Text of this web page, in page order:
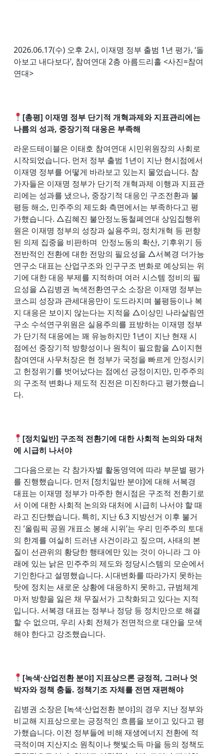
2026.06.17(수) 오후 2시, 이재명 정부 출범 1년 평가, ‘돌
아보고 내다보다’, 참여연대 2층 아름드리홀 <사진=참여
연대>
[총평] 이재명 정부 단기적 개혁과제와 지표관리에는
나름의 성과, 중장기적 대응은 부족해
라운드테이블은 이태호 참여연대 시민위원장의 사회로
시작되었습니다. 먼저 정부 출범 1년이 지난 현시점에서
이재명 정부를 어떻게 바라보고 있는지 물었습니다. 참
가자들은 이재명 정부가 단기적 개혁과제 이행과 지표관
리에는 성과를 냈으나, 중장기적 대응인 구조전환과 불
평등 해소, 민주주의 제도화 측면에서는 부족하다고 평
가했습니다. △김혜진 불안정노동철폐연대 상임집행위
원은 이재명 정부의 성장과 실용주의, 정치개혁 등 편향
된 의제 집중을 비판하며 안정노동의 확산, 기후위기 등
전반적인 전환에 대한 전망의 필요성을 △서복경 더가능
연구소 대표는 산업구조와 인구구조 변화로 예상되는 위
기에 대한 대응 부제를 지적하며 여러 시스템 정비의 필
요성을 △김병권 녹색전환연구소 소장은 이재명 정부는
코스피 성장과 관세대응만이 도드라지며 불평등이나 복
지 대응은 보이지 않는다는 지적을 △이상민 나라살림연
구소 수석연구위원은 실용주의를 표방하는 이재명 정부
가 단기적 대응에는 꽤 유능하지만 1년이 지난 현재 시
점에선 중장기적 방향성이나 원칙이 필요함을 △이지현
참여연대 사무처장은 현 정부가 국정을 빠르게 안정시키
고 헌정위기를 벗어났다는 점에선 긍정이지만, 민주주의
의 구조적 변화나 제도적 진전은 미진하다고 평가했습니
다.
[정치일반] 구조적 전환기에 대한 사회적 논의와 대처
에 시급히 나서야
그다음으로는 각 참가자별 활동영역에 따라 부문별 평가
를 진행했습니다. 먼저 [정치일반 분야]에 대해 서복경
대표는 이재명 정부가 마주한 현시점은 구조적 전환기로
서 이에 대한 사회적 논의와 대처에 시급히 나서야 할 때
라고 진단했습니다. 특히, 지난 6.3 지방선거 이후 불거
진 ‘올림픽 공원 개표소 봉쇄 시위’는 우리 민주주의 토대
의 한계를 여실히 드러낸 사건이라고 짚으며, 사태의 본
질이 선관위의 황당한 행태에만 있는 것이 아니라 그 아
래에 있는 낡은 민주주의 제도와 정당시스템의 모순에서
기인한다고 설명했습니다. 시대변화를 따라가지 못하는
탓에 정치는 새로운 상황에 대응하지 못하고, 규범체계
마저 방향을 잃은 채 무질서가 고착화되고 있다는 지적
입니다. 서복경 대표는 정부나 정당 등 정치만으로 해결
할 수 없으며, 우리 사회 전체가 전면적으로 대안을 모색
해야 한다고 강조했습니다.
[녹색·산업전환 분야] 지표상으론 긍정적, 그러나 엇
박자와 정책 충돌. 정책기조 자체를 전면 재편해야
김병권 소장은 [녹색·산업전환 분야]의 경우 지난 정부와
비교해 지표상으로는 긍정적인 흐름을 보이고 있다고 평
가했습니다. 이전 정부들에 비해 재생에너지 전환에 적
극적이며 지산지소 원칙이나 햇빛소득 마을 등의 정책도